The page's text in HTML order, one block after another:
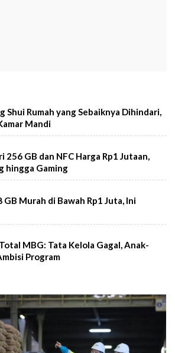
Shui Rumah yang Sebaiknya Dihindari,
Mandi
256 GB dan NFC Harga Rp1 Jutaan,
hingga Gaming
GB Murah di Bawah Rp1 Juta, Ini
MBG: Tata Kelola Gagal, Anak-
Program